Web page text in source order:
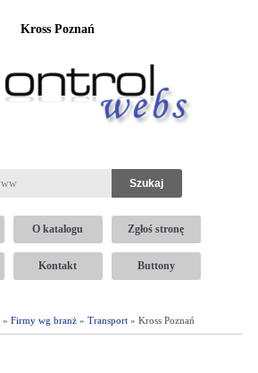
Kross Poznań
O katalogu Zgłoś stronę
Kontakt Buttony
» Firmy wg branż» Transport» Kross Poznań